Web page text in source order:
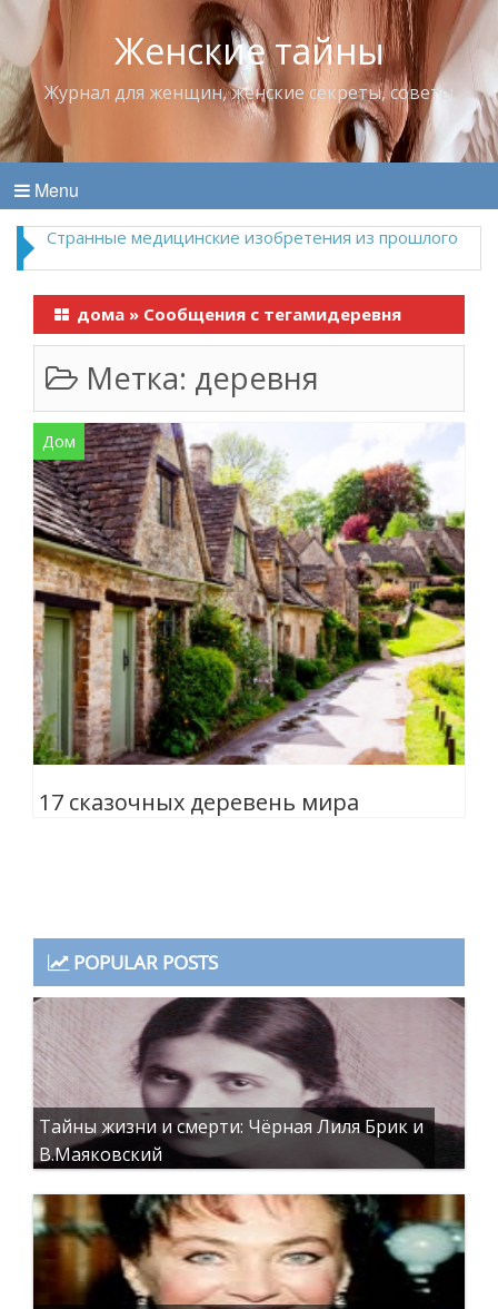
Женские тайны
Журнал для женщин, женские секреты, советы
Menu
Что пить в жару
дома » Сообщения с тегамидеревня
Метка: деревня
Дом
17 сказочных деревень мира
POPULAR POSTS
Тайны жизни и смерти: Чёрная Лиля Брик и
В.Маяковский